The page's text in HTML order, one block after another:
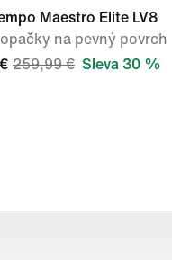
Maestro Elite LV8
na pevný povrch
259,99 € Sleva 30 %